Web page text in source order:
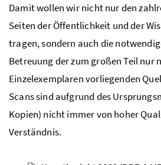
Damit wollen wir nicht nur den
Seiten der Öffentlichkeit und der
tragen, sondern auch die
Betreuung der zum großen Teil nur
Einzelexemplaren vorliegenden
Scans sind aufgrund des
Kopien) nicht immer von hoher
Verständnis.